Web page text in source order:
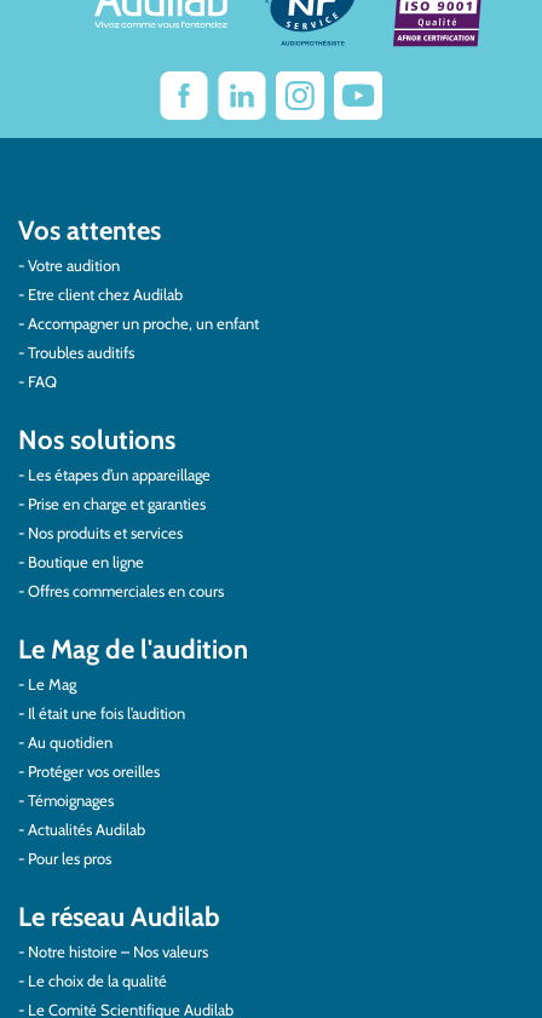
Vos attentes
Votre audition
Etre client chez Audilab
Accompagner un proche, un enfant
Troubles auditifs
FAQ
Nos solutions
Les étapes d’un appareillage
Prise en charge et garanties
Nos produits et services
Boutique en ligne
Offres commerciales en cours
Le Mag de l'audition
Le Mag
Il était une fois l’audition
Au quotidien
Protéger vos oreilles
Témoignages
Actualités Audilab
Pour les pros
Le réseau Audilab
Notre histoire – Nos valeurs
Le choix de la qualité
Le Comité Scientifique Audilab